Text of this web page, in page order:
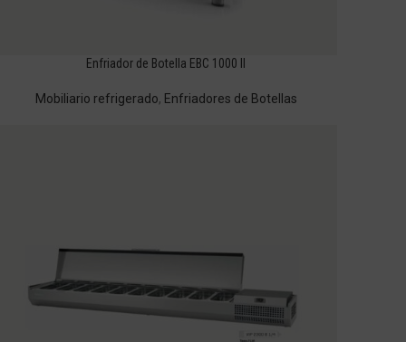
Enfriador de Botella EBC 1000 II
Mobiliario refrigerado, Enfriadores de Botellas